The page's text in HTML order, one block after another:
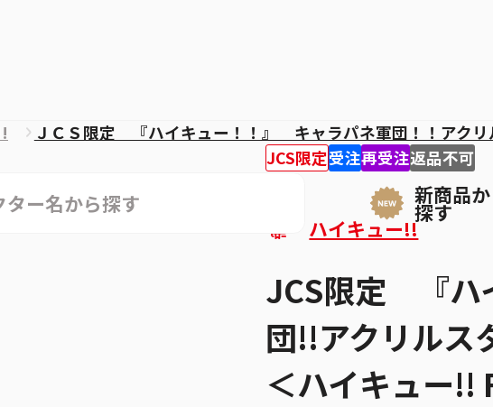
新商品
探す
ＪＣＳ限定 『ハイキュー！！』 キャラパネ軍団！！ア
JCS限定受注再受注返品不可
ハイキュー!!
JCS限定 『ハ
団!!アクリル
＜ハイキュー